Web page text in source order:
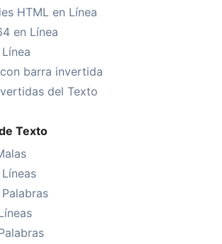
HTML en Línea
en Línea
barra invertida
del Texto
Texto